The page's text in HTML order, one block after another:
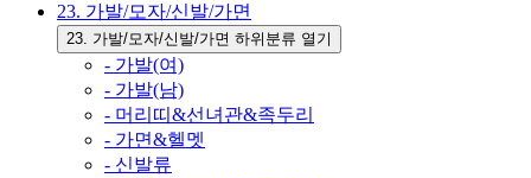
23. 가발/모자/신발/가면
23. 가발/모자/신발/가면 하위분류 열기
- 가발(여)
- 가발(남)
- 머리띠&선녀관&족두리
- 가면&헬멧
- 신발류